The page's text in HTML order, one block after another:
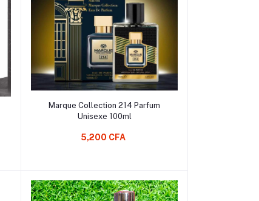
Ajouter au Panier
Marque Collection 214 Parfum
Unisexe 100ml
5,200 CFA